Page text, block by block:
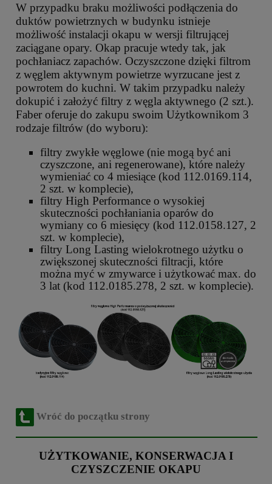
W przypadku braku możliwości podłączenia do
duktów powietrznych w budynku istnieje
możliwość instalacji okapu w wersji filtrującej
zaciągane opary. Okap pracuje wtedy tak, jak
pochłaniacz zapachów. Oczyszczone dzięki filtrom
z węglem aktywnym powietrze wyrzucane jest z
powrotem do kuchni. W takim przypadku należy
dokupić i założyć filtry z węgla aktywnego (2 szt.).
Faber oferuje do zakupu swoim Użytkownikom 3
rodzaje filtrów (do wyboru):
filtry zwykłe węglowe (nie mogą być ani
czyszczone, ani regenerowane), które należy
wymieniać co 4 miesiące (kod 112.0169.114,
2 szt. w komplecie),
filtry High Performance o wysokiej
skuteczności pochłaniania oparów do
wymiany co 6 miesięcy (kod 112.0158.127, 2
szt. w komplecie),
filtry Long Lasting wielokrotnego użytku o
zwiększonej skuteczności filtracji, które
można myć w zmywarce i użytkować max. do
3 lat (kod 112.0185.278, 2 szt. w komplecie).
Wróć do początku strony
UŻYTKOWANIE, KONSERWACJA I
CZYSZCZENIE OKAPU